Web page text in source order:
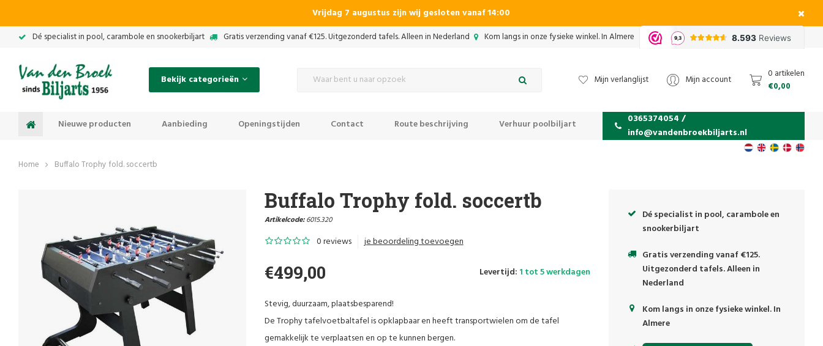
Vrijdag 7 augustus zijn wij gesloten vanaf 14:00
Dé specialist in pool, carambole en snookerbiljart Gratis verzending vanaf €125. Uitgezonderd tafels. Alleen in Nederland Kom langs in onze fysieke winkel. In Almere
Bekijk categorieën Mijn verlanglijst Mijn account
0 artikelen
€0,00
Nieuwe producten Aanbieding Openingstijden Contact Route beschrijving Verhuur poolbiljart
0365374054 /
info@vandenbroekbiljarts.nl
Home Buffalo Trophy fold. soccertb
Buffalo Trophy fold. soccertb
Artikelcode:6015.320
0 reviews je beoordeling toevoegen
€499,00 Levertijd: 1 tot 5 werkdagen
Stevig, duurzaam, plaatsbesparend!
De Trophy tafelvoetbaltafel is opklapbaar en heeft transportwielen om de tafel
gemakkelijk te verplaatsen en op te kunnen bergen.
Dé specialist in pool, carambole en
snookerbiljart
Gratis verzending vanaf €125.
Uitgezonderd tafels. Alleen in
Nederland
Kom langs in onze fysieke winkel. In
Almere